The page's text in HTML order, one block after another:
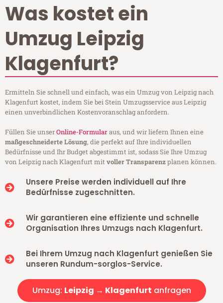
Was kostet ein
Umzug Leipzig
Klagenfurt?
Ermitteln Sie schnell und einfach, was ein Umzug von Leipzig nach
Klagenfurt kostet, indem Sie bei Stein Umzugsservice aus Leipzig
einen unverbindlichen Kostenvoranschlag anfordern.
Füllen Sie unserOnline-Formularaus, und wir liefern Ihnen eine
maßgeschneiderte Lösung, die perfekt auf Ihre individuellen
Bedürfnisse und Ihr Budget abgestimmt ist, sodass Sie Ihre Umzug
von Leipzig nach Klagenfurt mitvoller Transparenzplanen können.
Unsere Preise werden individuell auf Ihre
Bedürfnisse zugeschnitten.
Wir garantieren eine effiziente und schnelle
Organisation Ihres Umzugs nach Klagenfurt.
Bei Ihrem Umzug nach Klagenfurt genießen Sie
unseren Rundum-sorglos-Service.
Umzug: Leipzig → Klagenfurt anfragen